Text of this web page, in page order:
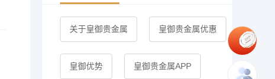
关于皇御贵金属 皇御贵金属优惠
皇御优势 皇御贵金属APP